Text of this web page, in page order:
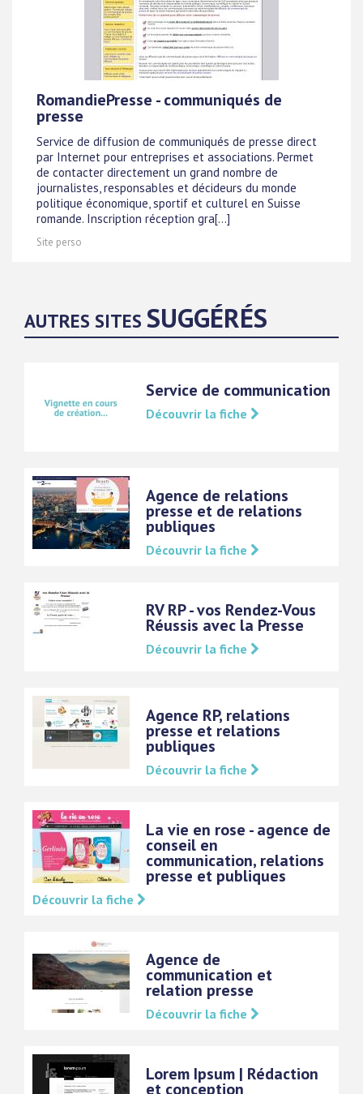
RomandiePresse - communiqués de
presse
Service de diffusion de communiqués de presse direct
par Internet pour entreprises et associations. Permet
de contacter directement un grand nombre de
journalistes, responsables et décideurs du monde
politique économique, sportif et culturel en Suisse
romande. Inscription réception gra[...]
Site perso
AUTRES SITES SUGGÉRÉS
Service de communication
Découvrir la fiche
Agence de relations
presse et de relations
publiques
Découvrir la fiche
RV RP - vos Rendez-Vous
Réussis avec la Presse
Découvrir la fiche
Agence RP, relations
presse et relations
publiques
Découvrir la fiche
La vie en rose - agence de
conseil en
communication, relations
presse et publiques
Découvrir la fiche
Agence de
communication et
relation presse
Découvrir la fiche
Lorem Ipsum | Rédaction
et conception